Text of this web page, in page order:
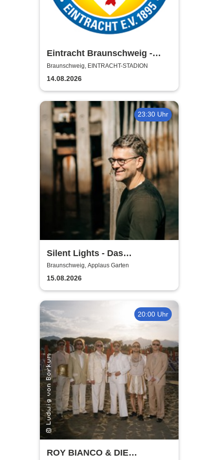
Eintracht Braunschweig -
Saison 2026/27
Braunschweig, EINTRACHT-STADION
14.08.2026
23:30 Uhr
Silent Lights - Das
Mitternachtskonzert
Braunschweig, Applaus Garten
15.08.2026
20:00 Uhr
ROY BIANCO & DIE